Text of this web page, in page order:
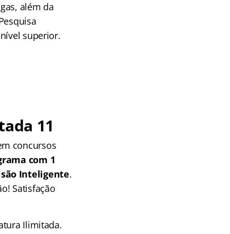
além da
superior.
11
concursos
com 1
Inteligente.
Satisfação
Ilimitada.